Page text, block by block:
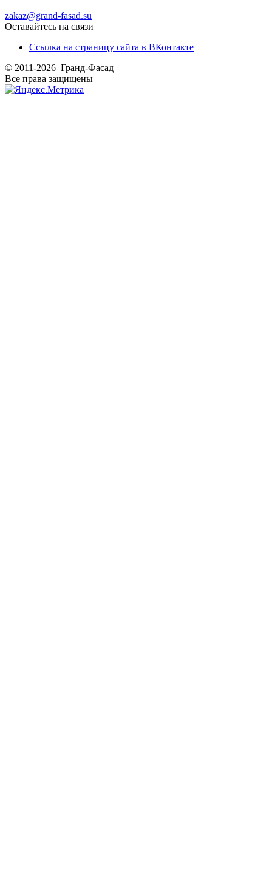
zakaz@grand-fasad.su
Оставайтесь на связи
Ссылка на страницу сайта в ВКонтакте
© 2011-2026 Гранд-Фасад
Все права защищены